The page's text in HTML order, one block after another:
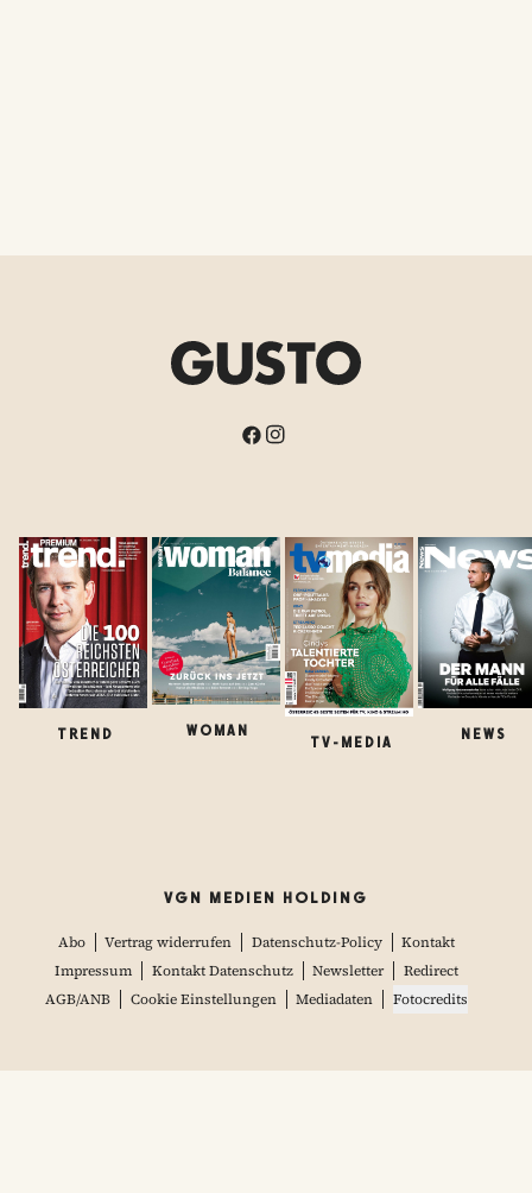
TREND WOMAN
TV-MEDIA
NEWS
VGN MEDIEN HOLDING
Abo Vertrag widerrufen Datenschutz-Policy
Kontakt
Impressum
Kontakt Datenschutz Newsletter
Redirect
AGB/ANB
Cookie Einstellungen Mediadaten Fotocredits